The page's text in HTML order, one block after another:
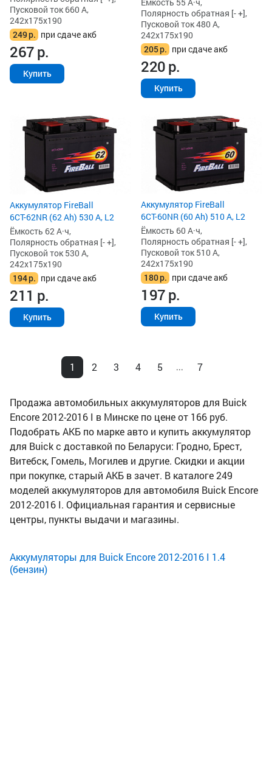
Пусковой ток 660 А,
242x175x190
249р. при сдаче акб
267р.
Купить
Полярность обратная [- +],
Пусковой ток 480 А,
242x175x190
205р. при сдаче акб
220р.
Купить
Аккумулятор FireBall
6СТ-62NR (62 Ah) 530 А, L2
Ёмкость 62 А·ч,
Полярность обратная [- +],
Пусковой ток 530 А,
242x175x190
194р. при сдаче акб
211 р.
Купить
Аккумулятор FireBall
6СТ-60NR (60 Ah) 510 А, L2
Ёмкость 60 А·ч,
Полярность обратная [- +],
Пусковой ток 510 А,
242x175x190
180р. при сдаче акб
197р.
Купить
1 2 3 4 5 ... 7
Продажа автомобильных аккумуляторов для Buick
Encore 2012-2016 I в Минске по цене от 166 руб.
Подобрать АКБ по марке авто и купить аккумулятор
для Buick с доставкой по Беларуси: Гродно, Брест,
Витебск, Гомель, Могилев и другие. Скидки и акции
при покупке, старый АКБ в зачет. В каталоге 249
моделей аккумуляторов для автомобиля Buick Encore
2012-2016 I. Официальная гарантия и сервисные
центры, пункты выдачи и магазины.
Аккумуляторы для Buick Encore 2012-2016 I 1.4
(бензин)